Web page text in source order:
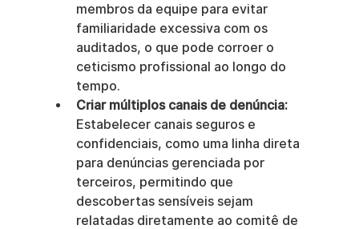
membros da equipe para evitar
familiaridade excessiva com os
auditados, o que pode corroer o
ceticismo profissional ao longo do
tempo.
Criar múltiplos canais de denúncia:
Estabelecer canais seguros e
confidenciais, como uma linha direta
para denúncias gerenciada por
terceiros, permitindo que
descobertas sensíveis sejam
relatadas diretamente ao comitê de